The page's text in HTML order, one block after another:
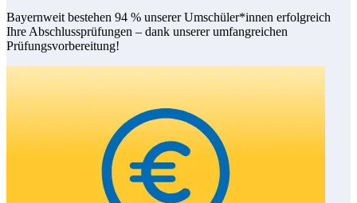
Bayernweit bestehen 94 % unserer Umschüler*innen erfolgreich
Ihre Abschlussprüfungen – dank unserer umfangreichen
Prüfungsvorbereitung!